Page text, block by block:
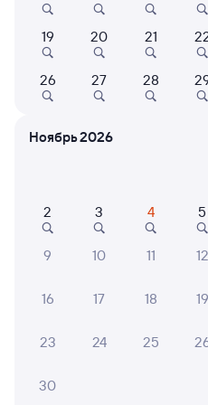
Выбор любимых мест
Подробные ответы на
покупке
Частые вопросы
Что нужно, чтобы сесть в
Как поменять билет на
на другой поезд?
Как вернуть билет?
пассажира?
19 20 21
26 27 28
Ноябрь 2026
2 3 4 5
9 10 11 12
16 17 18 19
23 24 25
30